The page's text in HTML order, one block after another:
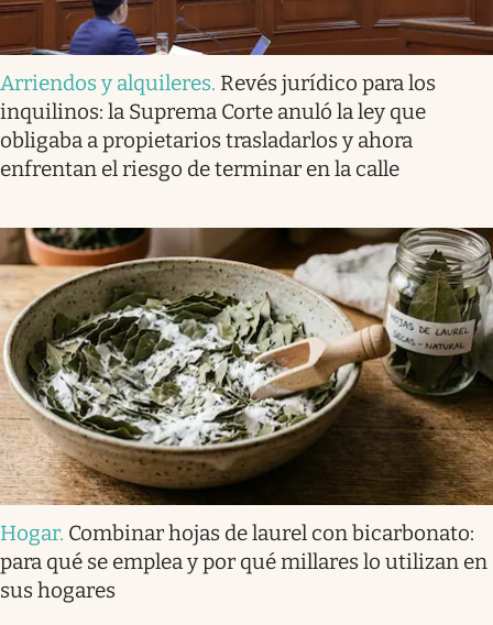
Arriendos y alquileres. Revés jurídico para los
inquilinos: la Suprema Corte anuló la ley que
obligaba a propietarios trasladarlos y ahora
enfrentan el riesgo de terminar en la calle
Hogar. Combinar hojas de laurel con bicarbonato:
para qué se emplea y por qué millares lo utilizan en
sus hogares